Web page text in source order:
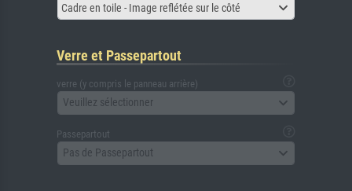
Cadre en toile - Image reflétée sur le côté
Verre et Passepartout
verre (y compris le panneau arrière)
Veuillez sélectionner
Passepartout
Pas de Passepartout